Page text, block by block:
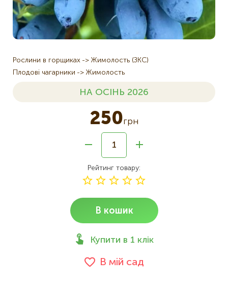
Рослини в горщиках
Жимолость (ЗКС)
Плодові чагарники
Жимолость
НА ОСІНЬ 2026
250грн
Рейтинг товару
В кошик
Купити в 1 клік
В мій сад